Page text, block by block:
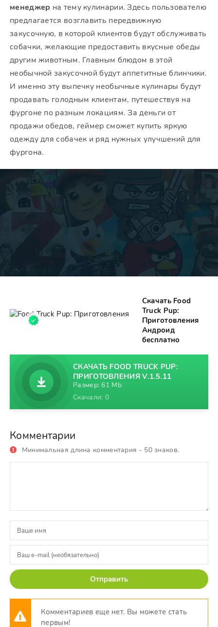
менеджер на тему кулинарии. Здесь пользователю
предлагается возглавить передвижную
закусочную, в которой клиентов будут обслуживать
собачки, желающие предоставить вкусные обеды
другим животным. Главным блюдом в этой
необычной закусочной будут аппетитные блинчики.
И именно эту выпечку необычные кулинары будут
продавать голодным клиентам, путешествуя на
фургоне по разным локациям. За деньги от
продажи обедов, геймер сможет купить яркую
одежду для собачек и ряд нужных улучшений для
фургона.
Скачать Food
Truck Pup:
Приготовления
Андроид
бесплатно
СКАЧАТЬ FOOD TRUCK PUP:
ПРИГОТОВЛЕНИЯ V.1.5.11
Размер: 61 Mb
Скачали: 0
Комментарии
Минимальная длина комментария - 50 знаков.
Отправить
Комментариев еще нет. Вы можете стать
первым!